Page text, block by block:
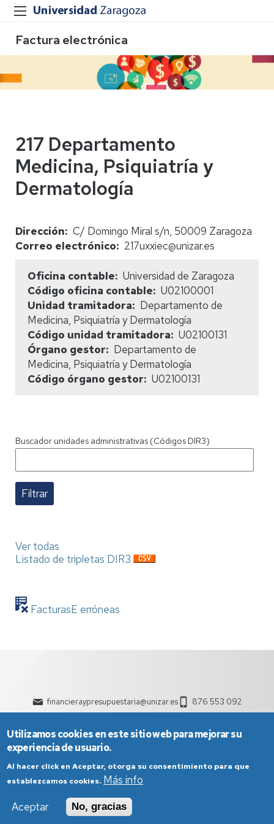
Factura electrónica
217 Departamento
Medicina, Psiquiatría y
Dermatología
Dirección
C/ Domingo Miral s/n, 50009 Zaragoza
Correo electrónico
217uxxiec@unizar.es
Oficina contable
Universidad de Zaragoza
Código oficina contable
U02100001
Unidad tramitadora
Departamento de
Medicina, Psiquiatría y Dermatología
Código unidad tramitadora
U02100131
Órgano gestor
Departamento de
Medicina, Psiquiatría y Dermatología
Código órgano gestor
U02100131
Buscador unidades administrativas (Códigos DIR3)
Ver todas
Listado de tripletas DIR3
FacturasE erróneas
financieraypresupuestaria@unizar.es 876 553 092
Política de Privacidad
Utilizamos cookies en este sitio web para mejorar su
experiencia de usuario.
Al hacer click en Aceptar, otorga su consentimiento para que
establezcamos cookies. Más info
Aceptar
No, gracias